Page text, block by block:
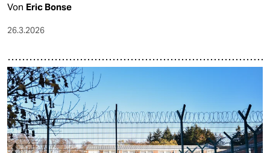
Von Eric Bonse
26.3.2026